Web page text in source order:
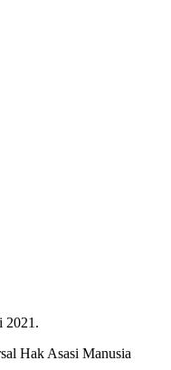
2021.
Hak Asasi Manusia